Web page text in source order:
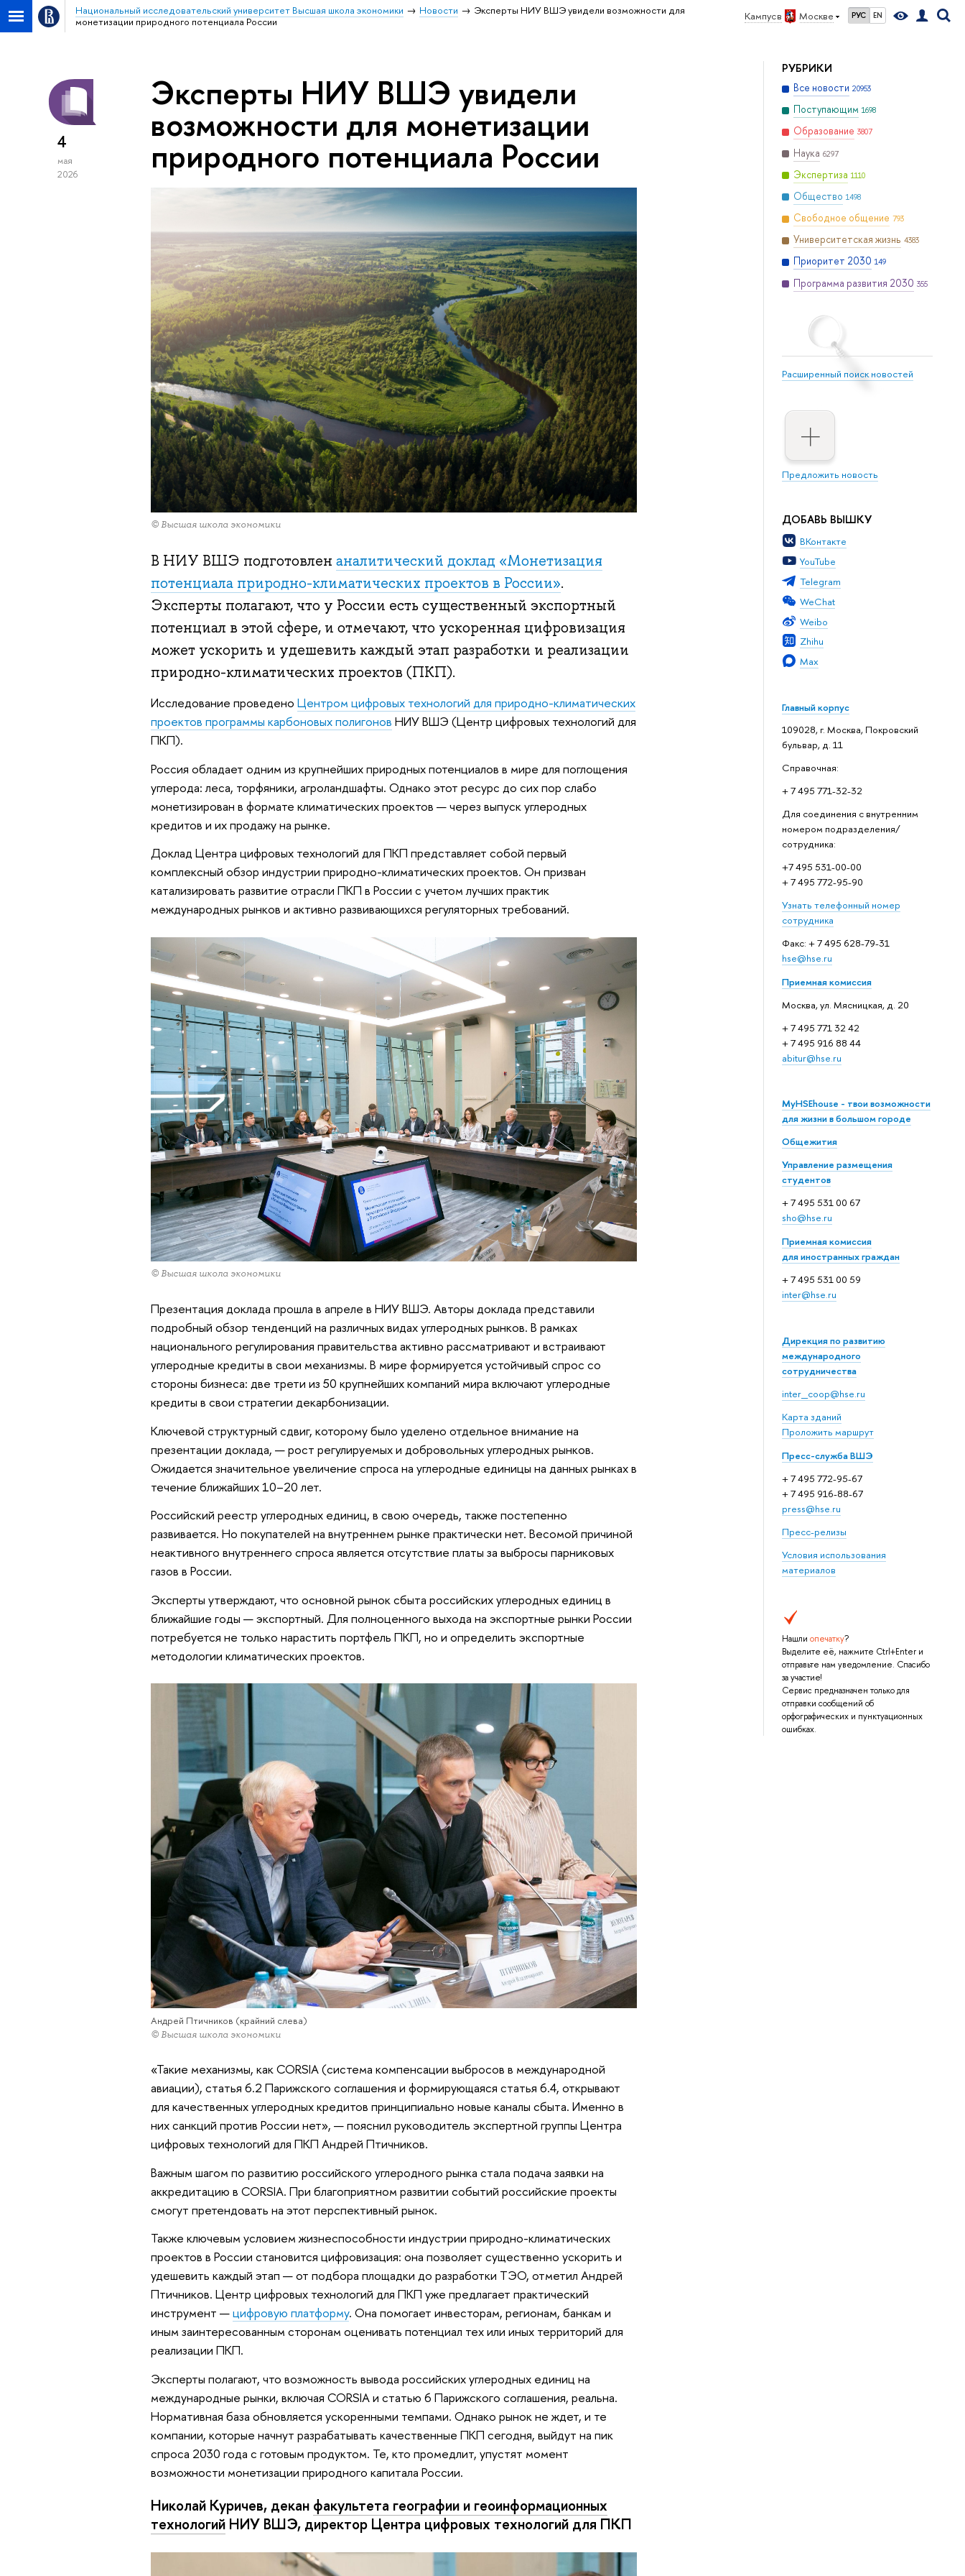
Кампус в Москве РУС EN
Национальный исследовательский университет Высшая школа экономики Новости
Эксперты НИУ ВШЭ увидели возможности для
монетизации природного потенциала России
РУБРИКИ
Все новости 20953
Поступающим 1698
Образование 3807
Наука 6297
Экспертиза 1110
Общество 1498
Свободное общение 793
Университетская жизнь 4383
Приоритет 2030 149
Программа развития 2030 355
Расширенный поиск новостей
Предложить новость
ДОБАВЬ ВЫШКУ
ВКонтакте
YouTube
Telegram
WeChat
Weibo
Zhihu
Max
Главный корпус
109028, г. Москва, Покровский
бульвар, д. 11
Справочная:
+ 7 495 771-32-32
Для соединения с внутренним
номером подразделения/
сотрудника:
+7 495 531-00-00
+ 7 495 772-95-90
Узнать телефонный номер
сотрудника
Факс: + 7 495 628-79-31
hse@hse.ru
Приемная комиссия
Москва, ул. Мясницкая, д. 20
+ 7 495 771 32 42
+ 7 495 916 88 44
abitur@hse.ru
MyHSEhouse - твои возможности
для жизни в большом городе
Общежития
Управление размещения
студентов
+ 7 495 531 00 67
sho@hse.ru
Приемная комиссия
для иностранных граждан
+ 7 495 531 00 59
inter@hse.ru
Дирекция по развитию
международного
сотрудничества
inter_coop@hse.ru
Карта зданий
Проложить маршрут
Пресс-служба ВШЭ
+ 7 495 772-95-67
+ 7 495 916-88-67
press@hse.ru
Пресс-релизы
Условия использования
материалов
Нашли опечатку?
Выделите её, нажмите Ctrl+Enter и
отправьте нам уведомление. Спасибо
за участие!
Сервис предназначен только для
отправки сообщений об
орфографических и пунктуационных
ошибках.
4
мая
2026
Эксперты НИУ ВШЭ увидели
возможности для монетизации
природного потенциала России
© Высшая школа экономики
В НИУ ВШЭ подготовлен аналитический доклад «Монетизация
потенциала природно-климатических проектов в России».
Эксперты полагают, что у России есть существенный экспортный
потенциал в этой сфере, и отмечают, что ускоренная цифровизация
может ускорить и удешевить каждый этап разработки и реализации
природно-климатических проектов (ПКП).
Исследование проведено Центром цифровых технологий для природно-климатических
проектов программы карбоновых полигонов НИУ ВШЭ (Центр цифровых технологий для
ПКП).
Россия обладает одним из крупнейших природных потенциалов в мире для поглощения
углерода: леса, торфяники, агроландшафты. Однако этот ресурс до сих пор слабо
монетизирован в формате климатических проектов — через выпуск углеродных
кредитов и их продажу на рынке.
Доклад Центра цифровых технологий для ПКП представляет собой первый
комплексный обзор индустрии природно-климатических проектов. Он призван
катализировать развитие отрасли ПКП в России с учетом лучших практик
международных рынков и активно развивающихся регуляторных требований.
© Высшая школа экономики
Презентация доклада прошла в апреле в НИУ ВШЭ. Авторы доклада представили
подробный обзор тенденций на различных видах углеродных рынков. В рамках
национального регулирования правительства активно рассматривают и встраивают
углеродные кредиты в свои механизмы. В мире формируется устойчивый спрос со
стороны бизнеса: две трети из 50 крупнейших компаний мира включают углеродные
кредиты в свои стратегии декарбонизации.
Ключевой структурный сдвиг, которому было уделено отдельное внимание на
презентации доклада, — рост регулируемых и добровольных углеродных рынков.
Ожидается значительное увеличение спроса на углеродные единицы на данных рынках в
течение ближайших 10–20 лет.
Российский реестр углеродных единиц, в свою очередь, также постепенно
развивается. Но покупателей на внутреннем рынке практически нет. Весомой причиной
неактивного внутреннего спроса является отсутствие платы за выбросы парниковых
газов в России.
Эксперты утверждают, что основной рынок сбыта российских углеродных единиц в
ближайшие годы — экспортный. Для полноценного выхода на экспортные рынки России
потребуется не только нарастить портфель ПКП, но и определить экспортные
методологии климатических проектов.
Андрей Птичников (крайний слева)
© Высшая школа экономики
«Такие механизмы, как CORSIA (система компенсации выбросов в международной
авиации), статья 6.2 Парижского соглашения и формирующаяся статья 6.4, открывают
для качественных углеродных кредитов принципиально новые каналы сбыта. Именно в
них санкций против России нет», — пояснил руководитель экспертной группы Центра
цифровых технологий для ПКП Андрей Птичников.
Важным шагом по развитию российского углеродного рынка стала подача заявки на
аккредитацию в CORSIA. При благоприятном развитии событий российские проекты
смогут претендовать на этот перспективный рынок.
Также ключевым условием жизнеспособности индустрии природно-климатических
проектов в России становится цифровизация: она позволяет существенно ускорить и
удешевить каждый этап — от подбора площадки до разработки ТЭО, отметил Андрей
Птичников. Центр цифровых технологий для ПКП уже предлагает практический
инструмент —цифровую платформу. Она помогает инвесторам, регионам, банкам и
иным заинтересованным сторонам оценивать потенциал тех или иных территорий для
реализации ПКП.
Эксперты полагают, что возможность вывода российских углеродных единиц на
международные рынки, включая CORSIA и статью 6 Парижского соглашения, реальна.
Нормативная база обновляется ускоренными темпами. Однако рынок не ждет, и те
компании, которые начнут разрабатывать качественные ПКП сегодня, выйдут на пик
спроса 2030 года с готовым продуктом. Те, кто промедлит, упустят момент
возможности монетизации природного капитала России.
Николай Куричев, декан факультета географии и геоинформационных
технологийНИУ ВШЭ, директор Центра цифровых технологий для ПКП